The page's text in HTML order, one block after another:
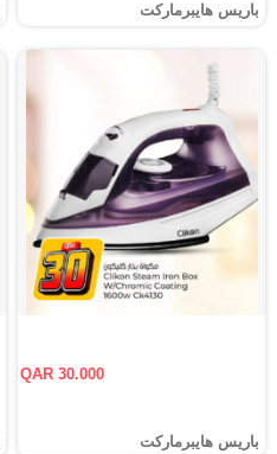
باريس هايبرماركت
QAR 30.000
باريس هايبرماركت